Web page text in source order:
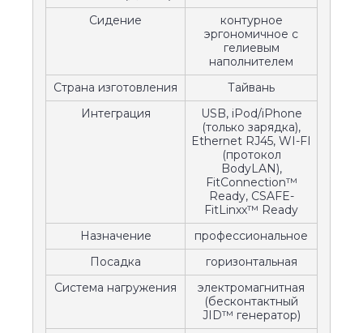
Сидение
контурное
эргономичное с
гелиевым
наполнителем
Страна изготовления
Тайвань
Интеграция
USB, iPod/iPhone
(только зарядка),
Ethernet RJ45, WI-FI
(протокол
BodyLAN),
FitConnection™
Ready, CSAFE-
FitLinxx™ Ready
Назначение
профессиональное
Посадка
горизонтальная
Система нагружения
электромагнитная
(бесконтактный
JID™ генератор)